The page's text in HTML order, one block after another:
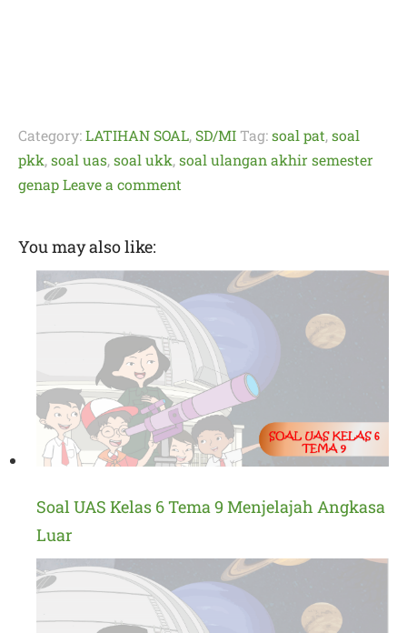
Category:LATIHAN SOAL, SD/MI Tag:soal pat,soal
pkk,soal uas,soal ukk,soal ulangan akhir semester
genapLeave a comment
You may also like:
Soal UAS Kelas 6 Tema 9 Menjelajah Angkasa
Luar